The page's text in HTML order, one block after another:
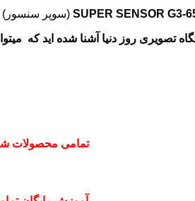
SUPER SENSOR G3- (سوپر سنسور)
تصویری روز دنیا آشنا شده اید که
تمامی محصولات